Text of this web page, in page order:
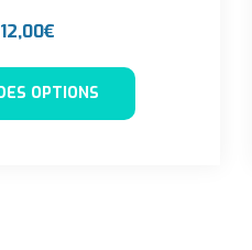
€
OPTIONS
Ce produit a